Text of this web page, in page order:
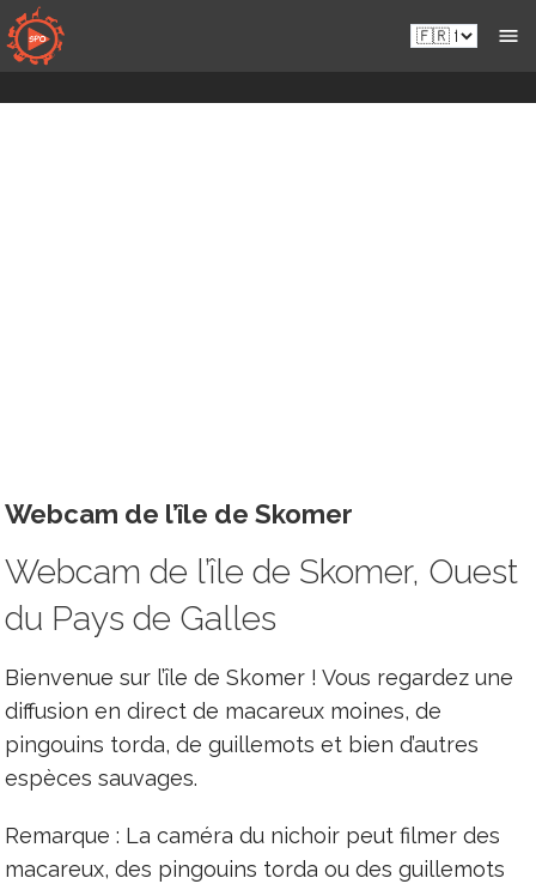
Passer
au
contenu
Fr.sportsmansparadiseonline.com
Webcam de l’île de Skomer
Webcam de l’île de Skomer, Ouest
du Pays de Galles
Bienvenue sur l’île de Skomer ! Vous regardez une
diffusion en direct de macareux moines, de
pingouins torda, de guillemots et bien d’autres
espèces sauvages.
Remarque : La caméra du nichoir peut filmer des
macareux, des pingouins torda ou des guillemots